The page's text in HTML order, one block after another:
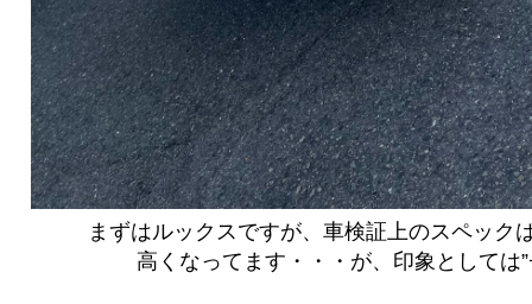
まずはルックスですが、車検証上のスペック
高くなってます・・・が、印象としては